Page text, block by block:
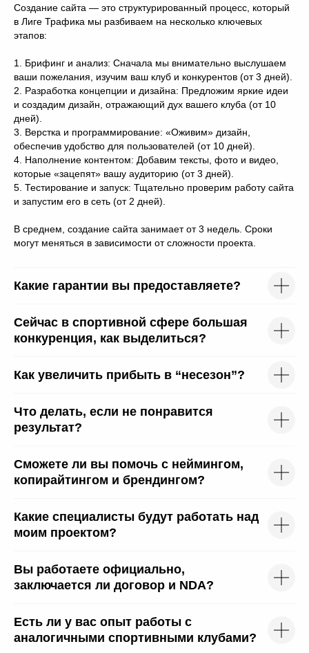
Создание сайта — это структурированный процесс, который
в Лиге Трафика мы разбиваем на несколько ключевых
этапов:
1. Брифинг и анализ: Сначала мы внимательно выслушаем
ваши пожелания, изучим ваш клуб и конкурентов (от 3 дней).
2. Разработка концепции и дизайна: Предложим яркие идеи
и создадим дизайн, отражающий дух вашего клуба (от 10
дней).
3. Верстка и программирование: «Оживим» дизайн,
обеспечив удобство для пользователей (от 10 дней).
4. Наполнение контентом: Добавим тексты, фото и видео,
которые «зацепят» вашу аудиторию (от 3 дней).
5. Тестирование и запуск: Тщательно проверим работу сайта
и запустим его в сеть (от 2 дней).
В среднем, создание сайта занимает от 3 недель. Сроки
могут меняться в зависимости от сложности проекта.
Какие гарантии вы предоставляете?
Сейчас в спортивной сфере большая
конкуренция, как выделиться?
Как увеличить прибыть в “несезон”?
Что делать, если не понравится
результат?
Сможете ли вы помочь с неймингом,
копирайтингом и брендингом?
Какие специалисты будут работать над
моим проектом?
Вы работаете официально,
заключается ли договор и NDA?
Есть ли у вас опыт работы с
аналогичными спортивными клубами?
Коротко
расскажите
о вашей задаче
8 (800) 100 43 21
Москва, ул. Электродная 2,
hello@liga-traffic.ru
Ваше имя
Телефон
Ясогласен(-на) сполитикой обработки персональных
данных
информационных материалов